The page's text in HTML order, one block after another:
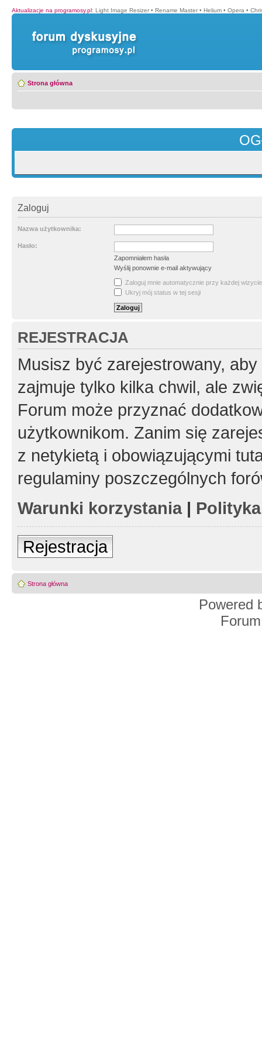
Aktualizacje na programosy.pl: Light Image Resizer • Rename Master • Helium • Opera •
Strona główna
Zaloguj
Nazwa użytkownika:
Hasło:
Zapomniałem hasła
Wyślij ponownie e-mail aktywujący
Zaloguj mnie automatycznie przy każdej wizycie
Ukryj mój status w tej sesji
REJESTRACJA
Musisz być zarejestrowany,
zajmuje tylko kilka chwil, ale
Forum może przyznać
użytkownikom. Zanim się
z netykietą i obowiązującymi
regulaminy poszczególnych
Warunki korzystania|
Rejestracja
Strona główna
Powered